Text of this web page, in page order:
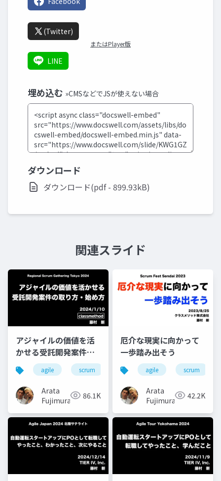
(Twitter)
またはPlayer版
LINE
埋め込む »CMSなどでJSが使えない場合
ダウンロード
ダウンロード(pdf - 899.93kB)
関連スライド
アジャイルの価値を活
かせる受託開発案件の
取り方・始め方
agile scrum
Arata
Fujimura
86.1K
厄介な現実に向かって
一歩踏み出そう
agile scrum
Arata
Fujimura
42.2K